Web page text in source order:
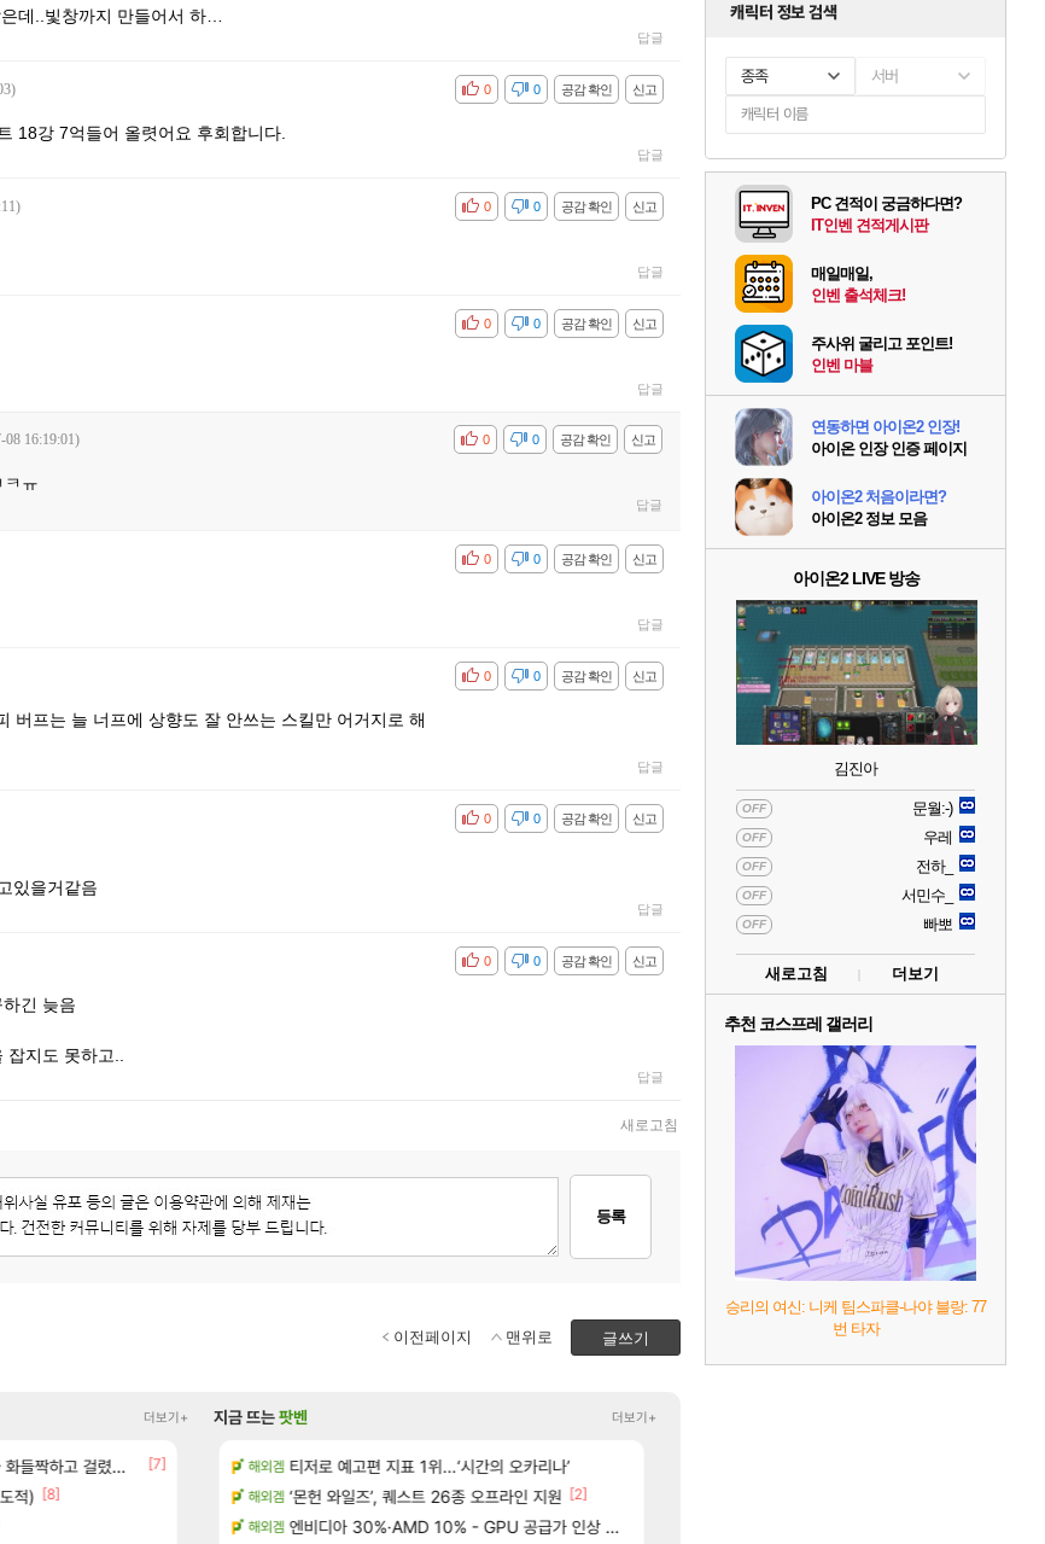
데..빛창까지 만들어서 하…
답글
신고
공감 확인
비공감 0
0
18강 7억들어 올렷어요 후회합니다.
답글
신고
공감 확인
비공감 0
0
답글
신고
공감 확인
비공감 0
0
답글
08 16:19:01) 신고
공감 확인
비공감 0
0
ㅋㅠ
답글
신고
공감 확인
비공감 0
0
답글
신고
공감 확인
비공감 0
0
버프는 늘 너프에 상향도 잘 안쓰는 스킬만 어거지로 해
답글
신고
공감 확인
비공감 0
0
있을거같음
답글
신고
공감 확인
비공감 0
0
긴 늦음
지도 못하고..
답글
새로고침
등록
글쓰기
이전페이지 맨위로
더보기+
고 걸렸네 ㅋㅋㅋㅋ
[7]
적)
[8]
검은사막 전분 얌비얌버전 내림차순 [40]
로아 ㅇㅂ) 로사단: 아니 퍼클팟 너무 심하네 예의가 없어(?)
로아 우주최초 보스가 낙사하는 게임 [93]
지금 뜨는팟벤 더보기+
화속성 서포터 세대 교체
[RyzaChat: AI] 공개
가르딘 티저
해외겜 티저로 예고편 지표 1위…‘시간의 오카리나’
해외겜 ‘몬헌 와일즈’, 퀘스트 26종 오프라인 지원 [2]
해외겜 엔비디아 30%·AMD 10% - GPU 공급가 인상 보도
캐릭터 정보 검색
종족 서버
PC 견적이 궁금하다면?
IT인벤 견적게시판
매일매일,
인벤 출석체크!
주사위 굴리고 포인트!
인벤 마블
연동하면 아이온2 인장!
아이온 인장 인증 페이지
아이온2 처음이라면?
아이온2 정보 모음
아이온2 LIVE 방송
김진아
OFF 문월:-)
OFF 우레
OFF 전하_
OFF 서민수_
OFF 빠뽀
새로고침 더보기
추천 코스프레 갤러리
승리의 여신: 니케 팀스파클-나야 블랑: 77
번 타자